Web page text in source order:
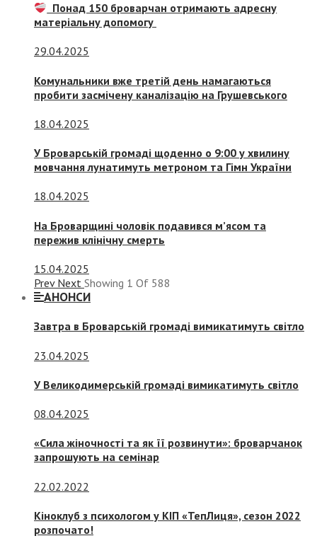
Понад 150 броварчан отримають адресну
матеріальну допомогу
29.04.2025
Комунальники вже третій день намагаються
пробити засмічену каналізацію на Грушевського
18.04.2025
У Броварській громаді щоденно о 9:00 у хвилину
мовчання лунатимуть метроном та Гімн України
18.04.2025
На Броварщині чоловік подавився м’ясом та
пережив клінічну смерть
15.04.2025
Prev Next Showing 1 Of 588
АНОНСИ
Завтра в Броварській громаді вимикатимуть світло
23.04.2025
У Великодимерській громаді вимикатимуть світло
08.04.2025
«Сила жіночності та як її розвинути»: броварчанок
запрошують на семінар
22.02.2022
Кіноклуб з психологом у КІП «ТепЛиця», сезон 2022
розпочато!